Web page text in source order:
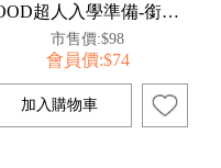
FOOD超人入學準備-銜接國小新生活:數學練習
市售價:$98
會員價:$74